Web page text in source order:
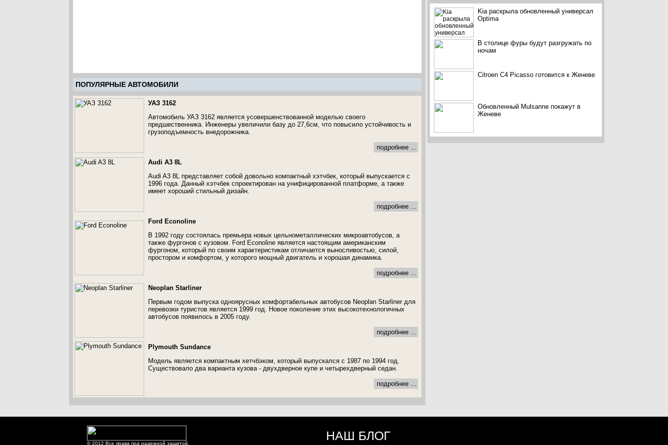
ПОПУЛЯРНЫЕ АВТОМОБИЛИ
УАЗ 3162
Автомобиль УАЗ 3162 является усовершенствованной моделью своего
предшественника. Инженеры увеличили базу до 27,6см, что повысило устойчивость и
грузоподъемность внедорожника.
подробнее ...
Audi A3 8L
Audi A3 8L представляет собой довольно компактный хэтчбек, который выпускается с
1996 года. Данный хэтчбек спроектирован на унифицированной платформе, а также
имеет хороший стильный дизайн.
подробнее ...
Ford Econoline
В 1992 году состоялась премьера новых цельнометаллических микроавтобусов, а
также фургонов с кузовом. Ford Econoline является настоящим американским
фургоном, который по своим характеристикам отличается выносливостью, силой,
простором и комфортом, у которого мощный двигатель и хорошая динамика.
подробнее ...
Neoplan Starliner
Первым годом выпуска одноярусных комфортабельных автобусов Neoplan Starliner для
перевозки туристов является 1999 год. Новое поколение этих высокотехнологичных
автобусов появилось в 2005 году.
подробнее ...
Plymouth Sundance
Модель является компактным хетчбэком, который выпускался с 1987 по 1994 год.
Существовало два варианта кузова - двухдверное купе и четырехдверный седан.
подробнее ...
Kia раскрыла обновленный универсал
Optima
В столице фуры будут разгружать по
ночам
Citroen C4 Picasso готовится к Женеве
Обновленный Mulsanne покажут в
Женеве
© 2012 Все права под надежной защитой.
НАШ БЛОГ